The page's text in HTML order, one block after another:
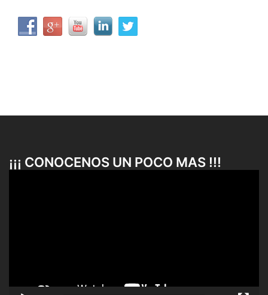
¡¡¡ CONOCENOS UN POCO MAS !!!